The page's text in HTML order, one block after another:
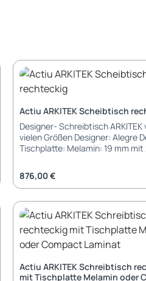
Actiu ARKITEK Scheibtisch
Designer- Schreibtisch
vielen Größen Designer: Alegre
Tischplatte: Melamin: 19 mm mit 2 mm ABS-
robust und kratzfest (gegen
Gestell Aluminium Traversengestell in
pulverbeschichtet, poliert oder
Stellbeine-Paare = 4 Tischbeine Füße:
Gleiter verchromt mit Anti-
Elektrifizierung: Kabeldurchlass
durchgehend weiss oder silber
Aufpreis) Kabelwanne
(gegen Aufpreis) Zubehör: Sichtblende aus
Regulärer Preis:
876,00 €
Actiu ARKITEK Schreibtisch
mit Tischplatte Melamin oder